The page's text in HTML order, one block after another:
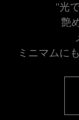
“光
艶
ミニマムに